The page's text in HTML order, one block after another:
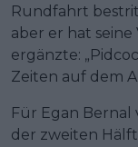
Rundfahrt
aber er hat
ergänzte:
Zeiten auf dem
Für Egan Bernal
der zweiten